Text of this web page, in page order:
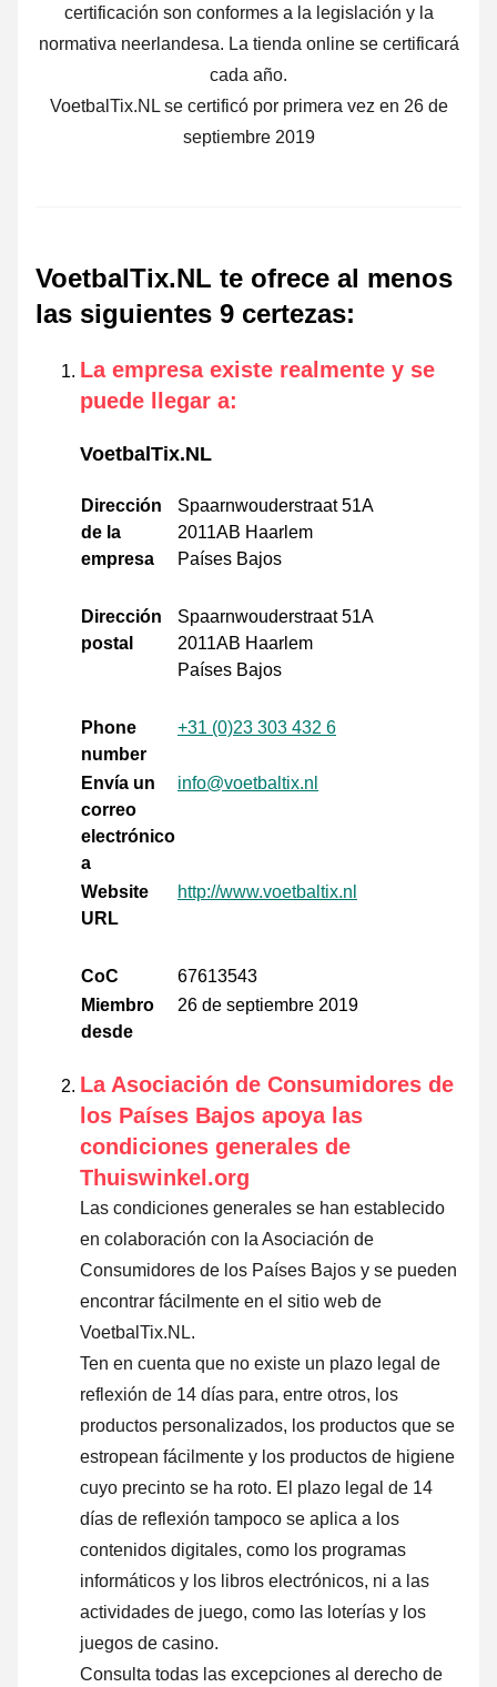
certificación son conformes a la legislación y la
normativa neerlandesa. La tienda online se certificará
cada año.
VoetbalTix.NL se certificó por primera vez en 26 de
septiembre 2019
VoetbalTix.NL te ofrece al menos
las siguientes 9 certezas:
La empresa existe realmente y se
puede llegar a:
VoetbalTix.NL
Dirección
de la
empresa
Spaarnwouderstraat 51A
2011AB Haarlem
Países Bajos
Dirección
postal
Spaarnwouderstraat 51A
2011AB Haarlem
Países Bajos
Phone
number
+31 (0)23 303 432 6
Envía un
correo
electrónico
a
info@voetbaltix.nl
Website
URL
http://www.voetbaltix.nl
CoC
67613543
Miembro
desde
26 de septiembre 2019
La Asociación de Consumidores de
los Países Bajos apoya las
condiciones generales de
Thuiswinkel.org
Las condiciones generales se han establecido
en colaboración con la Asociación de
Consumidores de los Países Bajos y se pueden
encontrar fácilmente en el sitio web de
VoetbalTix.NL.
Ten en cuenta que no existe un plazo legal de
reflexión de 14 días para, entre otros, los
productos personalizados, los productos que se
estropean fácilmente y los productos de higiene
cuyo precinto se ha roto. El plazo legal de 14
días de reflexión tampoco se aplica a los
contenidos digitales, como los programas
informáticos y los libros electrónicos, ni a las
actividades de juego, como las loterías y los
juegos de casino.
Consulta todas las excepciones al derecho de